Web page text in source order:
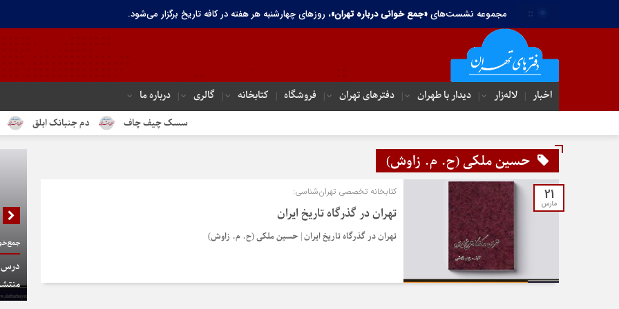
مجموعه نشست‌های«جمع خوانی درباره تهران»، روزهای چهارشنبه هر هفته در کافه تاریخ برگزار می‌شود.
اخبار لاله‌زار دیدار با طهران دفترهای تهران‌ فروشگاه کتابخانه گالری درباره ما
سسک چیف چاف دم جنبانک ابلق درباره
حسین ملکی (ح. م. زاوش)
21
مارس
کتابخانه تخصصی تهران‌شناسی:
تهران در گذرگاه تاریخ ایران
تهران در گذرگاه تاریخ ایران | حسین ملکی (ح. م. زاوش)
درس